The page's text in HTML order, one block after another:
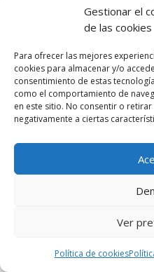
Gestionar el
de las cookies
Para ofrecer las mejores
cookies para almacenar y/o
consentimiento de estas
como el comportamiento de
en este sitio. No consentir o
negativamente a ciertas
Ver
Política de cookies
Comentarios
Politica de Privacidad
Cerrajería